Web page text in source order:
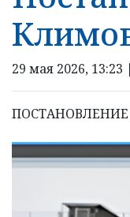
29 мая 2026, 13:23 |
ПОСТАНОВЛЕНИЕ